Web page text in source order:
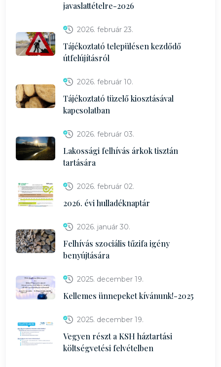
javaslattételre-2026
2026. február 23.
Tájékoztató településen kezdődő
útfelújításról
2026. február 10.
Tájékoztató tüzelő kiosztásával
kapcsolatban
2026. február 03.
Lakossági felhívás árkok tisztán
tartására
2026. február 02.
2026. évi hulladéknaptár
2026. január 30.
Felhívás szociális tűzifa igény
benyújtására
2025. december 19.
Kellemes ünnepeket kívánunk!-2025
2025. december 19.
Vegyen részt a KSH háztartási
költségvetési felvételben